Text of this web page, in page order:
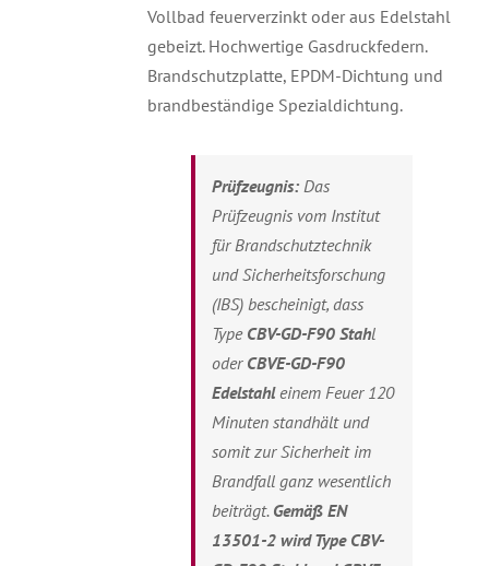
Vollbad feuerverzinkt oder aus Edelstahl
gebeizt. Hochwertige Gasdruckfedern.
Brandschutzplatte, EPDM-Dichtung und
brandbeständige Spezialdichtung.
Prüfzeugnis: Das
Prüfzeugnis vom Institut
für Brandschutztechnik
und Sicherheitsforschung
(IBS) bescheinigt, dass
Type CBV-GD-F90 Stahl
oder CBVE-GD-F90
Edelstahleinem Feuer 120
Minuten standhält und
somit zur Sicherheit im
Brandfall ganz wesentlich
beiträgt. Gemäß EN
13501-2 wird Type CBV-